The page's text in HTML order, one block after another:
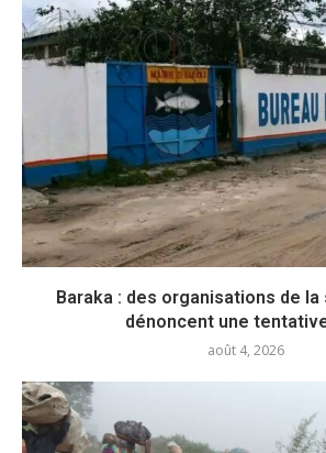
Baraka : des organisations de
dénoncent une
août 4, 2026